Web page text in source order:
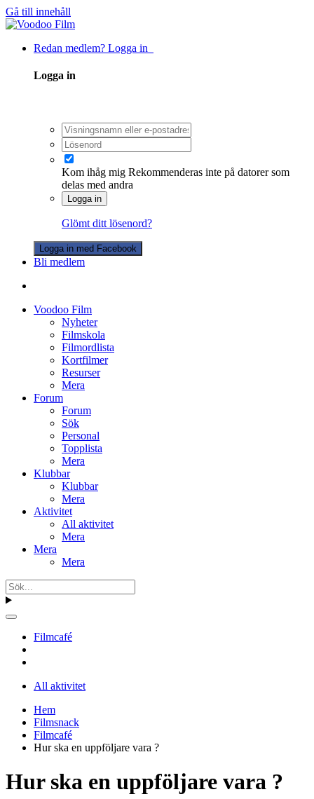
Gå till innehåll
Redan medlem? Logga in
Logga in
Kom ihåg mig Rekommenderas inte på datorer som
delas med andra
Logga in
Glömt ditt lösenord?
Logga in med Facebook
Bli medlem
Voodoo Film
Nyheter
Filmskola
Filmordlista
Kortfilmer
Resurser
Mera
Forum
Forum
Sök
Personal
Topplista
Mera
Klubbar
Klubbar
Mera
Aktivitet
All aktivitet
Mera
Mera
Mera
Filmcafé
All aktivitet
Hem
Filmsnack
Filmcafé
Hur ska en uppföljare vara ?
Hur ska en uppföljare vara ?